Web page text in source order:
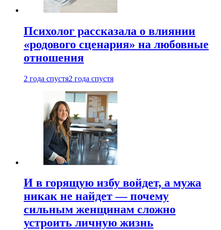
Психолог рассказала о влиянии
«родового сценария» на любовные
отношения
2 года спустя2 года спустя
И в горящую избу войдет, а мужа
никак не найдет — почему
сильным женщинам сложно
устроить личную жизнь